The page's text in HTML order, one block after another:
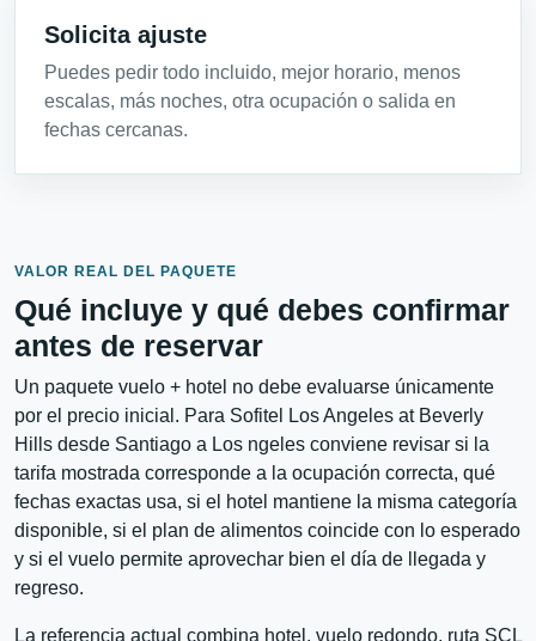
Solicita ajuste
Puedes pedir todo incluido, mejor horario, menos
escalas, más noches, otra ocupación o salida en
fechas cercanas.
VALOR REAL DEL PAQUETE
Qué incluye y qué debes confirmar
antes de reservar
Un paquete vuelo + hotel no debe evaluarse únicamente
por el precio inicial. Para Sofitel Los Angeles at Beverly
Hills desde Santiago a Los ngeles conviene revisar si la
tarifa mostrada corresponde a la ocupación correcta, qué
fechas exactas usa, si el hotel mantiene la misma categoría
disponible, si el plan de alimentos coincide con lo esperado
y si el vuelo permite aprovechar bien el día de llegada y
regreso.
La referencia actual combina hotel, vuelo redondo, ruta SCL